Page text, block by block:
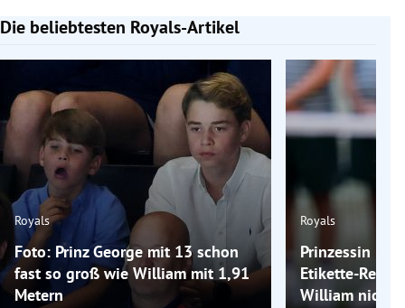
Die beliebtesten Royals-Artikel
Slide 1 von 7
Royals
Foto: Prinz George mit 13 schon
fast so groß wie William mit 1,91
Metern
Royals
Prinzessin
Etikette-
William nicht